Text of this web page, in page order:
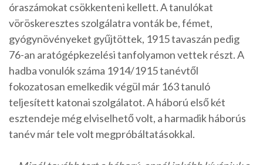
óraszámokat csökkenteni kellett. A tanulókat
vöröskeresztes szolgálatra vonták be, fémet,
gyógynövényeket gyűjtöttek, 1915 tavaszán pedig
76-an aratógépkezelési tanfolyamon vettek részt. A
hadba vonulók száma 1914/1915 tanévtől
fokozatosan emelkedik végül már 163 tanuló
teljesített katonai szolgálatot. A háború első két
esztendeje még elviselhető volt, a harmadik háborús
tanév már tele volt megpróbáltatásokkal.